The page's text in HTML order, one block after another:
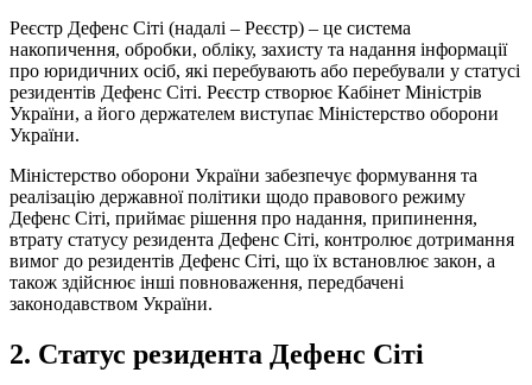
Реєстр Дефенс Сіті (надалі – Реєстр) – це система
накопичення, обробки, обліку, захисту та надання інформації
про юридичних осіб, які перебувають або перебували у статусі
резидентів Дефенс Сіті. Реєстр створює Кабінет Міністрів
України, а його держателем виступає Міністерство оборони
України.
Міністерство оборони України забезпечує формування та
реалізацію державної політики щодо правового режиму
Дефенс Сіті, приймає рішення про надання, припинення,
втрату статусу резидента Дефенс Сіті, контролює дотримання
вимог до резидентів Дефенс Сіті, що їх встановлює закон, а
також здійснює інші повноваження, передбачені
законодавством України.
2. Статус резидента Дефенс Сіті